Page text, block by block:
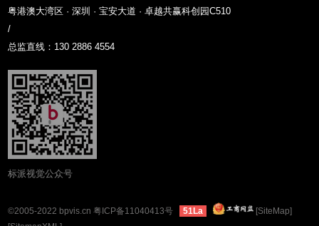
粤港澳大湾区 · 深圳 · 宝安大道 · 卓越共赢科创园C510
/
总监直线：130 2886 4554
标派视觉公众号
©2005-2022 bpvis.cn 粤ICP备11040413号 51La
[SiteMap]